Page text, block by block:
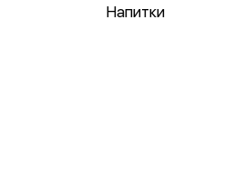
Напитки